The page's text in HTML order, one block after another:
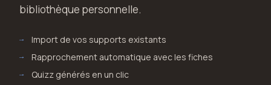
bibliothèque personnelle.
Import de vos supports existants
Rapprochement automatique avec les fiches
Quizz générés en un clic